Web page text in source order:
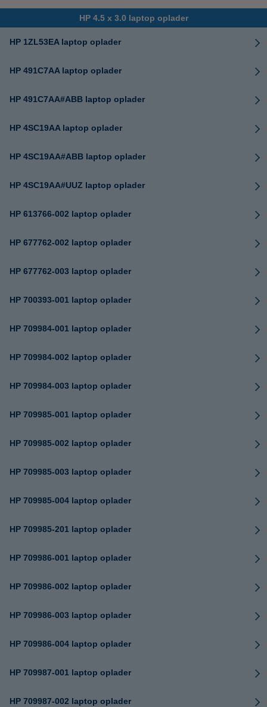
HP 4.5 x 3.0 laptop oplader
HP 1ZL53EA laptop oplader
HP 491C7AA laptop oplader
HP 491C7AA#ABB laptop oplader
HP 4SC19AA laptop oplader
HP 4SC19AA#ABB laptop oplader
HP 4SC19AA#UUZ laptop oplader
HP 613766-002 laptop oplader
HP 677762-002 laptop oplader
HP 677762-003 laptop oplader
HP 700393-001 laptop oplader
HP 709984-001 laptop oplader
HP 709984-002 laptop oplader
HP 709984-003 laptop oplader
HP 709985-001 laptop oplader
HP 709985-002 laptop oplader
HP 709985-003 laptop oplader
HP 709985-004 laptop oplader
HP 709985-201 laptop oplader
HP 709986-001 laptop oplader
HP 709986-002 laptop oplader
HP 709986-003 laptop oplader
HP 709986-004 laptop oplader
HP 709987-001 laptop oplader
HP 709987-002 laptop oplader